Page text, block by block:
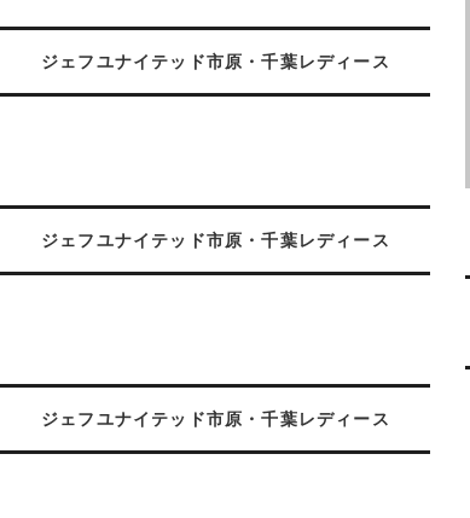
ジェフユナイテッド市原・千葉レディース
ジェフユナイテッド市原・千葉レディース
ジェフユナイテッド市原・千葉レディース